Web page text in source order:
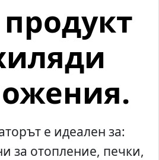
е идеален за:
за отопление, печки,